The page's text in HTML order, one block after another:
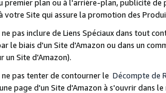
premier plan ou à l'arrière-plan, publicité
votre Site qui assure la promotion des
pas inclure de Liens Spéciaux dans tout
le biais d'un Site d'Amazon ou dans un
un Site d'Amazon).
pas tenter de contourner le Décompte de
page d'un Site d'Amazon à s'ouvrir dans